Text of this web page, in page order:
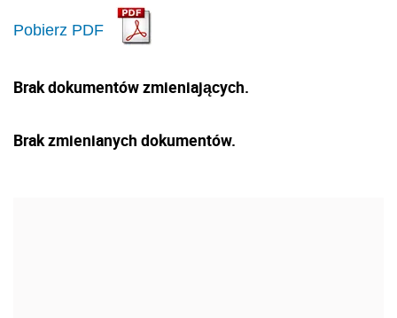
Pobierz PDF
Brak dokumentów zmieniających.
Brak zmienianych dokumentów.